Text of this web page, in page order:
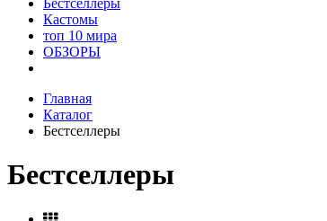
Бестселлеры
Кастомы
топ 10 мира
ОБЗОРЫ
Главная
Каталог
Бестселлеры
Бестселлеры